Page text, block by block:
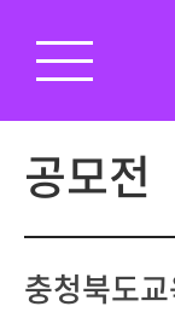
공모전
충청북도